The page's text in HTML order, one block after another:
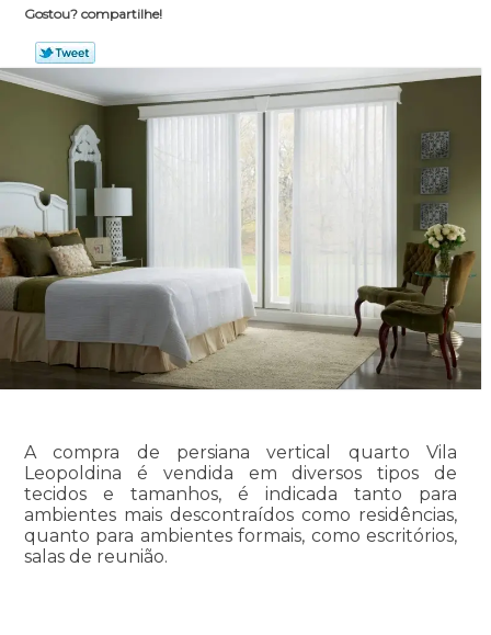
Gostou? compartilhe!
A compra de persiana vertical quarto Vila
Leopoldina é vendida em diversos tipos de
tecidos e tamanhos, é indicada tanto para
ambientes mais descontraídos como residências,
quanto para ambientes formais, como escritórios,
salas de reunião.